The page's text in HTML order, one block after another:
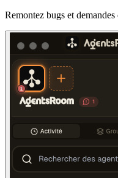
Remontez bugs et